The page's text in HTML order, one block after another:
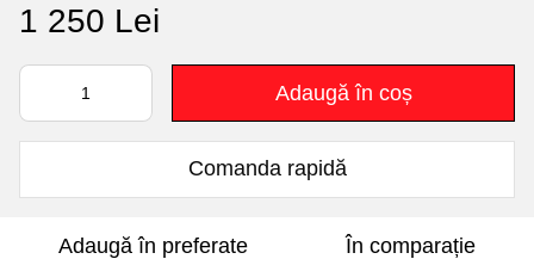
1 250 Lei
Adaugă în coș
Comanda rapidă
Adaugă în preferate În comparație